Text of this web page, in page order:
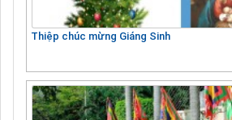
Thiệp chúc mừng Giáng Sinh